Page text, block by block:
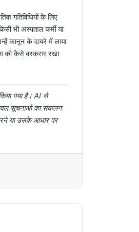
गतिविधियों के लिए
भी अस्पताल कर्मी या
कानून के दायरे में लाया
को कैसे बरकरार रखा
गया है। AI से
केवल सूचनाओं का संकलन
या उसके आधार पर